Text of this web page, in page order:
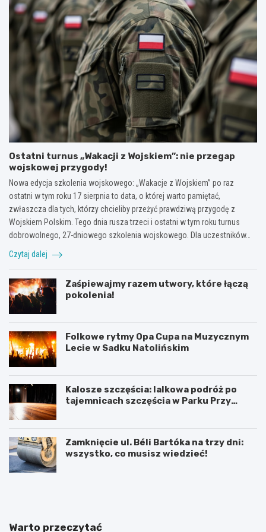
Ostatni turnus „Wakacji z Wojskiem”: nie przegap
wojskowej przygody!
Nowa edycja szkolenia wojskowego: „Wakacje z Wojskiem” po raz
ostatni w tym roku 17 sierpnia to data, o której warto pamiętać,
zwłaszcza dla tych, którzy chcieliby przeżyć prawdziwą przygodę z
Wojskiem Polskim. Tego dnia rusza trzeci i ostatni w tym roku turnus
dobrowolnego, 27-dniowego szkolenia wojskowego. Dla uczestników…
Czytaj dalej
Zaśpiewajmy razem utwory, które łączą
pokolenia!
Folkowe rytmy Opa Cupa na Muzycznym
Lecie w Sadku Natolińskim
Kalosze szczęścia: lalkowa podróż po
tajemnicach szczęścia w Parku Przy
Zamknięcie ul. Béli Bartóka na trzy dni:
wszystko, co musisz wiedzieć!
P
d
T
s
Warto przeczytać